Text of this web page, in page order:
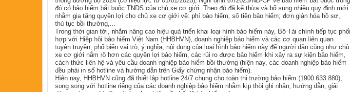
đó có bảo hiểm bắt buộc TNDS của chủ xe cơ giới. Theo đó đã kế thừa và bổ sung nhiều quy định mới
nhằm gia tăng quyền lợi cho chủ xe cơ giới về: phí bảo hiểm; số tiền bảo hiểm; đơn giản hóa hồ sơ,
thủ tục bồi thường,...
Trong thời gian tới, nhằm nâng cao hiệu quả triển khai loại hình bảo hiểm này, Bộ Tài chính tiếp tục phối
hợp với Hiệp hội bảo hiểm Việt Nam (HHBHVN), doanh nghiệp bảo hiểm và các cơ quan liên quan
tuyên truyền, phổ biến vai trò, ý nghĩa, nội dung của loại hình bảo hiểm này để người dân cũng như chủ
xe cơ giới nắm rõ hơn các quyền lợi bảo hiểm, các rủi ro được bảo hiểm khi xảy ra sự kiện bảo hiểm,
cách thức liên hệ và yêu cầu doanh nghiệp bảo hiểm bồi thường (hiện nay, các doanh nghiệp bảo hiểm
đều phải in số hotline và hướng dẫn trên Giấy chứng nhận bảo hiểm).
Hiện nay, HHBHVN cũng đã thiết lập hotline 24/7 chung cho toàn thị trường bảo hiểm (1900.633.880),
song song với hotline riêng của các doanh nghiệp bảo hiểm nhằm kịp thòi ghi nhận, hướng dẫn, giải